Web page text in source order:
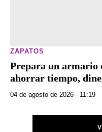
ZAPATOS
Prepara un armario
ahorrar tiempo,
04 de agosto de 2026 - 11:19